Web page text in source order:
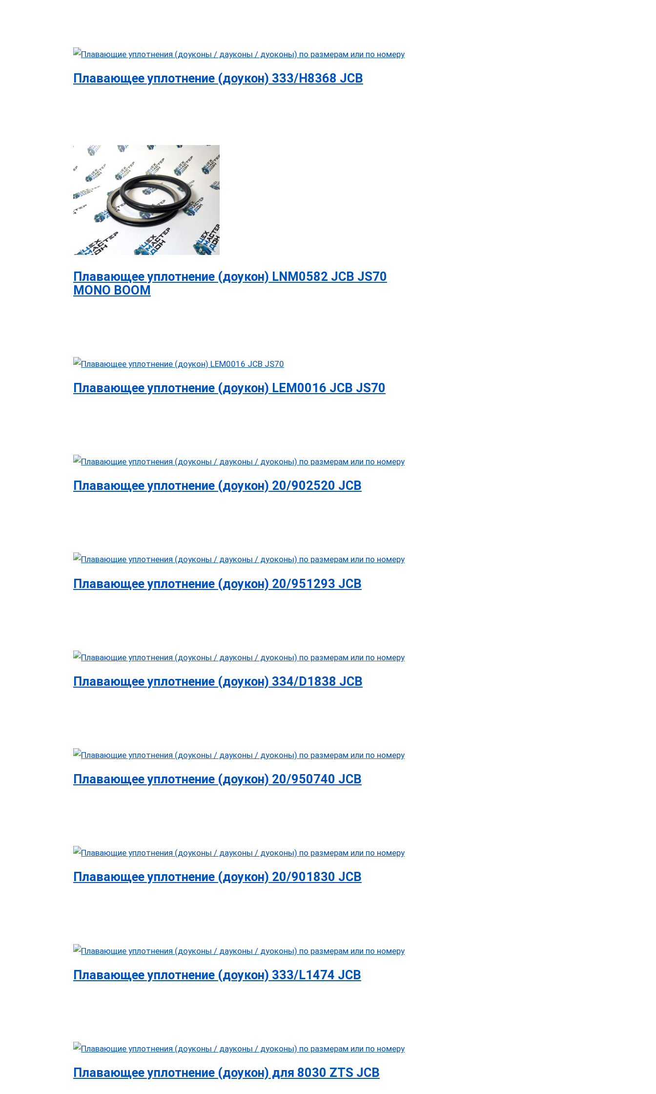
Плавающее уплотнение (доукон) 333/H8368 JCB
Плавающее уплотнение (доукон) LNM0582 JCB JS70
MONO BOOM
Плавающее уплотнение (доукон) LEM0016 JCB JS70
Плавающее уплотнение (доукон) 20/902520 JCB
Плавающее уплотнение (доукон) 20/951293 JCB
Плавающее уплотнение (доукон) 334/D1838 JCB
Плавающее уплотнение (доукон) 20/950740 JCB
Плавающее уплотнение (доукон) 20/901830 JCB
Плавающее уплотнение (доукон) 333/L1474 JCB
Плавающее уплотнение (доукон) для 8030 ZTS JCB